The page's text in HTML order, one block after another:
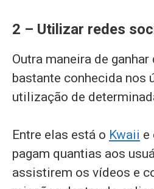
2 – Utilizar redes
Outra maneira de
bastante conhecida nos
utilização de
Entre elas está o Kwaii e
pagam quantias aos
assistirem os vídeos e